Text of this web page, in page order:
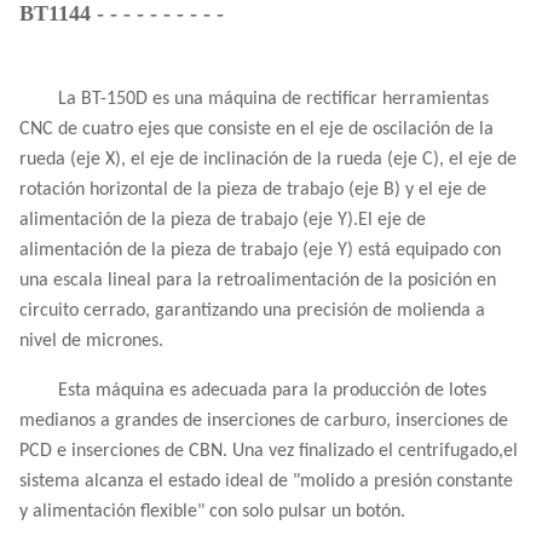
BT1144 - - - - - - - - - -
La BT-150D es una máquina de rectificar herramientas
CNC de cuatro ejes que consiste en el eje de oscilación de la
rueda (eje X), el eje de inclinación de la rueda (eje C), el eje de
rotación horizontal de la pieza de trabajo (eje B) y el eje de
alimentación de la pieza de trabajo (eje Y).El eje de
alimentación de la pieza de trabajo (eje Y) está equipado con
una escala lineal para la retroalimentación de la posición en
circuito cerrado, garantizando una precisión de molienda a
nivel de micrones.
Esta máquina es adecuada para la producción de lotes
medianos a grandes de inserciones de carburo, inserciones de
PCD e inserciones de CBN. Una vez finalizado el centrifugado,el
sistema alcanza el estado ideal de "molido a presión constante
y alimentación flexible" con solo pulsar un botón.